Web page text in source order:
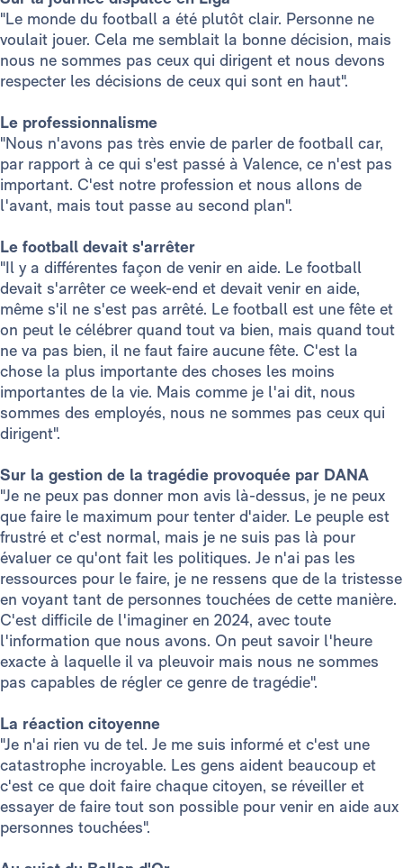
"Le monde du football a été plutôt clair. Personne ne
voulait jouer. Cela me semblait la bonne décision, mais
nous ne sommes pas ceux qui dirigent et nous devons
respecter les décisions de ceux qui sont en haut".
Le professionnalisme
"Nous n'avons pas très envie de parler de football car,
par rapport à ce qui s'est passé à Valence, ce n'est pas
important. C'est notre profession et nous allons de
l'avant, mais tout passe au second plan".
Le football devait s'arrêter
"Il y a différentes façon de venir en aide. Le football
devait s'arrêter ce week-end et devait venir en aide,
même s'il ne s'est pas arrêté. Le football est une fête et
on peut le célébrer quand tout va bien, mais quand tout
ne va pas bien, il ne faut faire aucune fête. C'est la
chose la plus importante des choses les moins
importantes de la vie. Mais comme je l'ai dit, nous
sommes des employés, nous ne sommes pas ceux qui
dirigent".
Sur la gestion de la tragédie provoquée par DANA
"Je ne peux pas donner mon avis là-dessus, je ne peux
que faire le maximum pour tenter d'aider. Le peuple est
frustré et c'est normal, mais je ne suis pas là pour
évaluer ce qu'ont fait les politiques. Je n'ai pas les
ressources pour le faire, je ne ressens que de la tristesse
en voyant tant de personnes touchées de cette manière.
C'est difficile de l'imaginer en 2024, avec toute
l'information que nous avons. On peut savoir l'heure
exacte à laquelle il va pleuvoir mais nous ne sommes
pas capables de régler ce genre de tragédie".
La réaction citoyenne
"Je n'ai rien vu de tel. Je me suis informé et c'est une
catastrophe incroyable. Les gens aident beaucoup et
c'est ce que doit faire chaque citoyen, se réveiller et
essayer de faire tout son possible pour venir en aide aux
personnes touchées".